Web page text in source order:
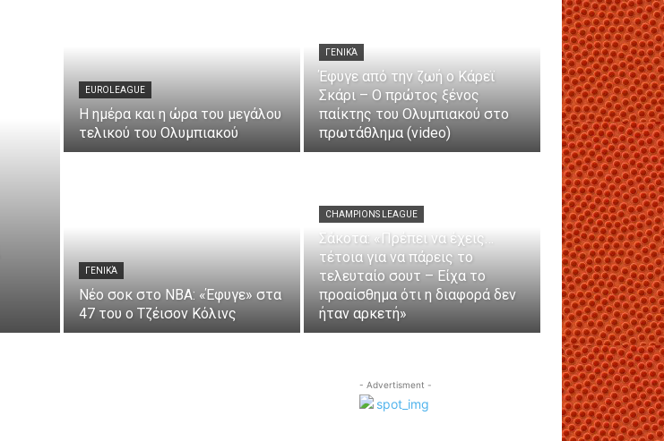
EUROLEAGUE
Η ημέρα και η ώρα του μεγάλου
τελικού του Ολυμπιακού
ΓΕΝΙΚΆ
Έφυγε από την ζωή ο Κάρεϊ
Σκάρι – Ο πρώτος ξένος
παίκτης του Ολυμπιακού στο
πρωτάθλημα (video)
ΓΕΝΙΚΆ
Νέο σοκ στο ΝΒΑ: «Έφυγε» στα
47 του ο Τζέισον Κόλινς
CHAMPIONS LEAGUE
Σάκοτα: «Πρέπει να έχεις…
τέτοια για να πάρεις το
τελευταίο σουτ – Είχα το
προαίσθημα ότι η διαφορά δεν
ήταν αρκετή»
- Advertisment -